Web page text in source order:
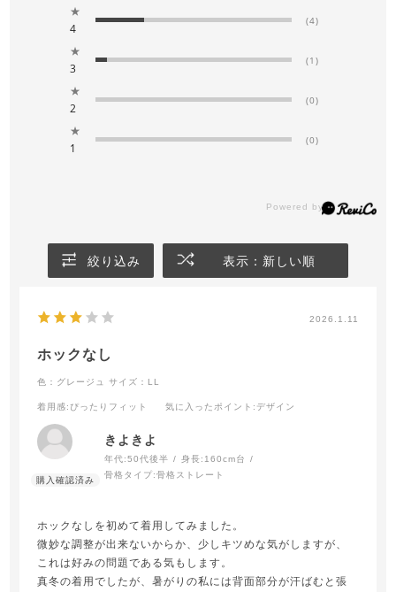
★
4
(4)
★
3
(1)
★
2
(0)
★
1
(0)
絞り込み 表示：新しい順
2026.1.11
ホックなし
色：グレージュ サイズ：LL
着用感:ぴったりフィット 気に入ったポイント :デザイン
きよきよ
年代:50代後半 身長: 160cm台
骨格タイプ:骨格ストレート
ホックなしを初めて着用してみました。
微妙な調整が出来ないからか、少しキツめな気がしますが、
これは好みの問題である気もします。
真冬の着用でしたが、暑がりの私には背面部分が汗ばむと張